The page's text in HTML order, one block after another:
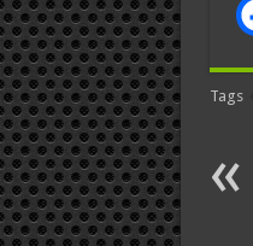
Tags